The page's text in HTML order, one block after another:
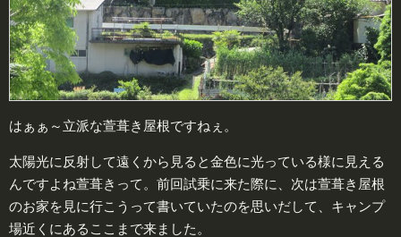
はぁぁ～立派な萱葺き屋根ですねぇ。
太陽光に反射して遠くから見ると金色に光っている様に見える
んですよね萱葺きって。前回試乗に来た際に、次は萱葺き屋根
のお家を見に行こうって書いていたのを思いだして、キャンプ
場近くにあるここまで来ました。